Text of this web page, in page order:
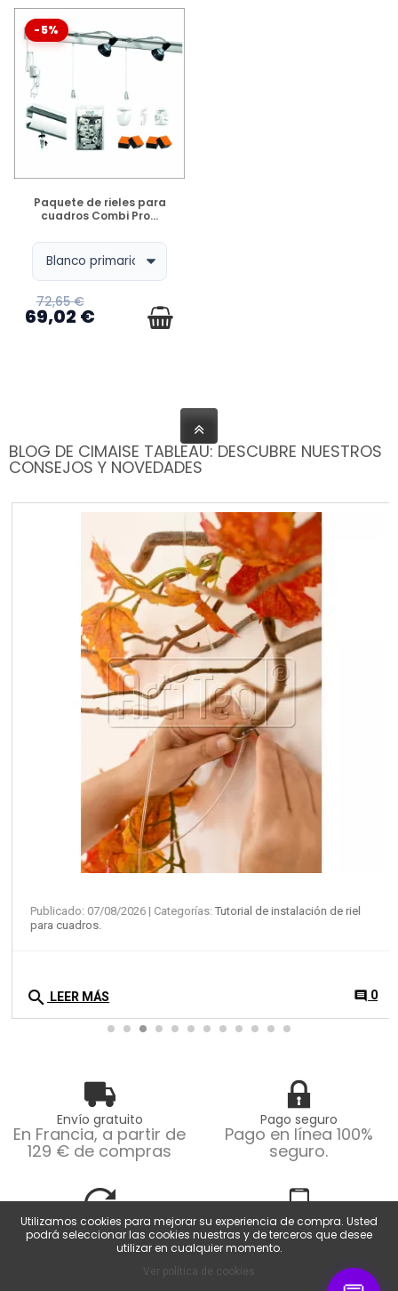
-5%
DISPONIBLE
Paquete de rieles para
cuadros Combi Pro...
72,65 €
69,02 €
BLOG DE CIMAISE TABLEAU: DESCUBRE NUESTROS
CONSEJOS Y NOVEDADES
Publicado: 07/08/2026| Categorías: Tutorial de instalación de riel
para cuadros.
search LEER MÁS comment0
Envío gratuito
En Francia, a partir de
129 € de compras
Pago seguro
Pago en línea 100%
seguro.
Devoluciones fáciles
Devoluciones posibles
Servicio al cliente
De lunes a viernes de
Utilizamos cookies para mejorar su experiencia de compra. Usted
podrá seleccionar las cookies nuestras y de terceros que desee
utilizar en cualquier momento.
Ver política de cookies